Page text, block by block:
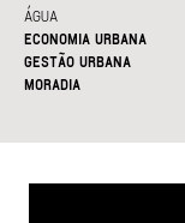
ÁGUA
ECONOMIA URBANA
GESTÃO URBANA
MORADIA